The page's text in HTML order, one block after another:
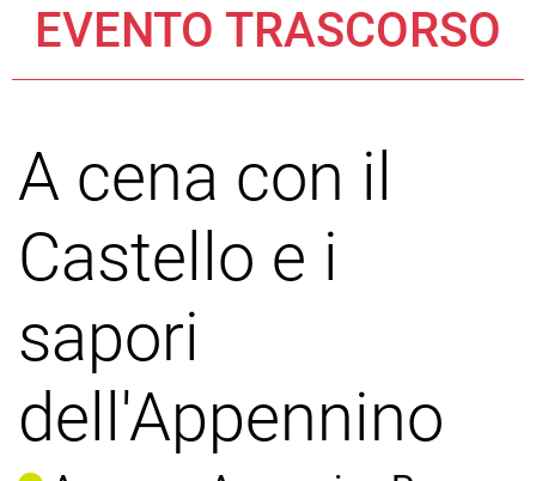
EVENTO TRASCORSO
A cena con il
Castello e i
sapori
dell'Appennino